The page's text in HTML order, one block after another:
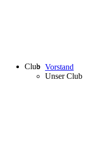
Club Vorstand
Unser Club